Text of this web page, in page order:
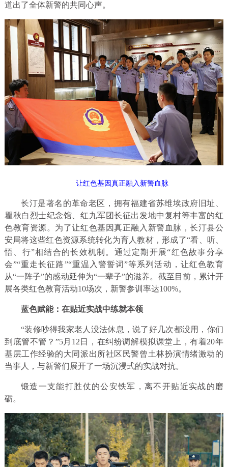
道出了全体新警的共同心声。
让红色基因真正融入新警血脉
长汀是著名的革命老区，拥有福建省苏维埃政府旧址、
瞿秋白烈士纪念馆、红九军团长征出发地中复村等丰富的红
色教育资源。 为了让红色基因真正融入新警血脉，长汀县公
安局将这些红色资源系统转化为育人教材，形成了“看、听、
悟、行”相结合的长效机制。通过定期开展“红色故事分享
会”“重走长征路”“重温入警誓词”等系列活动，让红色教育
从“一阵子”的感动延伸为“一辈子”的滋养。 截至目前，累计开
展各类红色教育活动10场次，新警参训率达100%。
蓝色赋能：在贴近实战中练就本领
“装修吵得我家老人没法休息，说了好几次都没用，你们
到底管不管？”5月12日，在纠纷调解模拟课堂上，有着20年
基层工作经验的大同派出所社区民警曾土林扮演情绪激动的
当事人，与新警们展开了一场沉浸式的实战对抗。
锻造一支能打胜仗的公安铁军，离不开贴近实战的磨
砺。